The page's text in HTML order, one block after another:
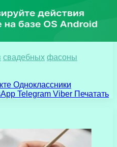
свадебных фасоны
Одноклассники
Telegram Viber Печатать